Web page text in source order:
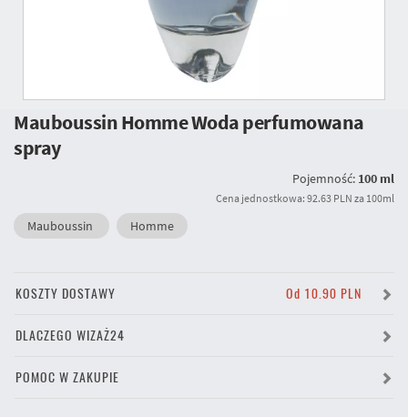
Mauboussin Homme Woda perfumowana
spray
Pojemność: 100 ml
Cena jednostkowa: 92.63 PLN za 100ml
Mauboussin Homme
KOSZTY DOSTAWY Od 10.90 PLN
DLACZEGO WIZAŻ24
POMOC W ZAKUPIE